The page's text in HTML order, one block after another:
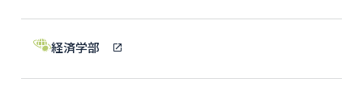
経済学部